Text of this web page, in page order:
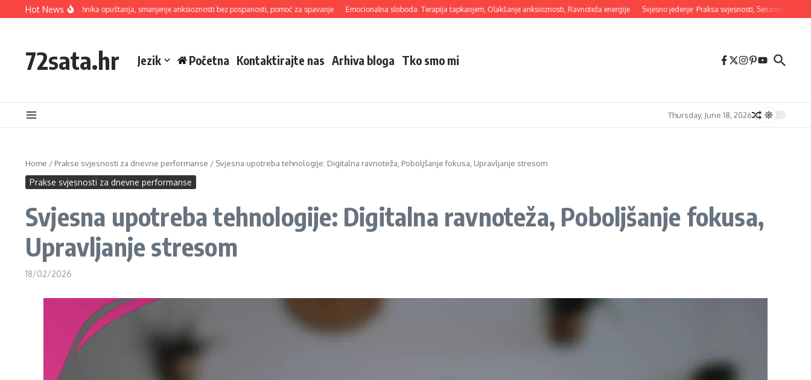
Skip to content
Hot News
disanja: Tehnika opuštanja, smanjenje anksioznosti bez pospanosti, pomoć za spavanje Emocionalna sloboda: Terapija tapkanjem, Olakšanje anksioznosti, Ravnoteža energije Svjesno jedenje: Praksa svjesnosti, Senzorno iskustvo,
72sata.hr Jezik Početna Kontaktirajte nas Arhiva bloga Tko smo mi
Thursday, June 18, 2026
Home / Prakse svjesnosti za dnevne performanse / Svjesna upotreba tehnologije: Digitalna ravnoteža, Poboljšanje fokusa, Upravljanje stresom
Prakse svjesnosti za dnevne performanse
Svjesna upotreba tehnologije: Digitalna ravnoteža, Poboljšanje fokusa,
Upravljanje stresom
18/02/2026